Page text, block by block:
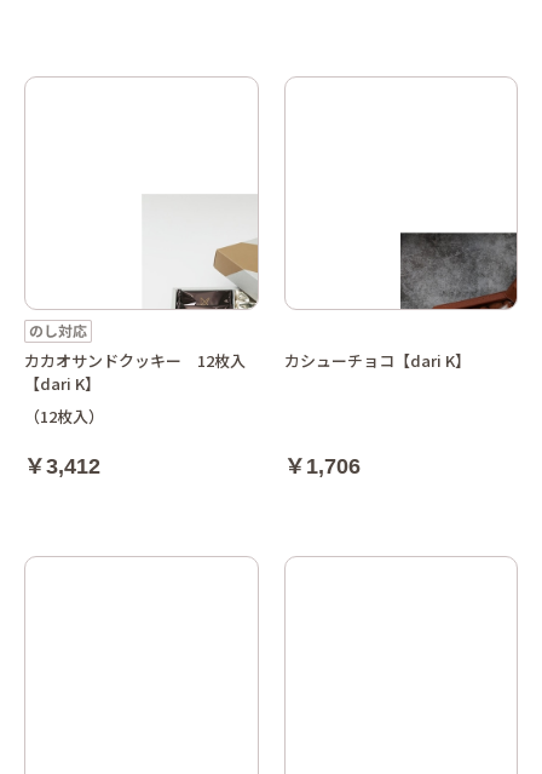
カカオサンドクッキー 12枚入
【dari K】
（12枚入）
￥3,412
カシューチョコ【dari K】
￥1,706